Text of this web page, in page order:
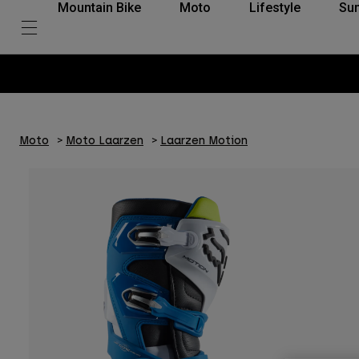
Mountain Bike Moto Lifestyle
Moto Moto Laarzen Laarzen Motion